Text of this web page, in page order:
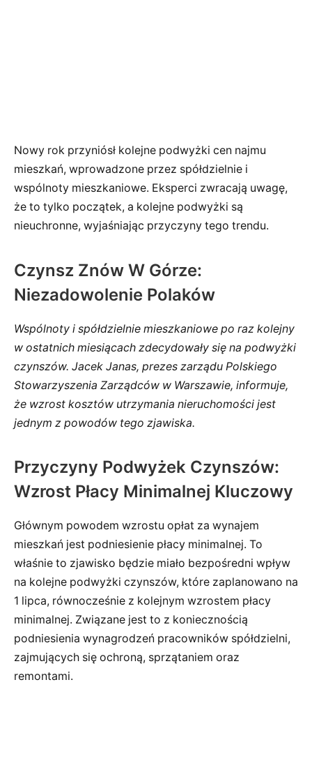
Nowy rok przyniósł kolejne podwyżki cen najmu
mieszkań, wprowadzone przez spółdzielnie i
wspólnoty mieszkaniowe. Eksperci zwracają uwagę,
że to tylko początek, a kolejne podwyżki są
nieuchronne, wyjaśniając przyczyny tego trendu.
Czynsz Znów W Górze:
Niezadowolenie Polaków
Wspólnoty i spółdzielnie mieszkaniowe po raz kolejny
w ostatnich miesiącach zdecydowały się na podwyżki
czynszów. Jacek Janas, prezes zarządu Polskiego
Stowarzyszenia Zarządców w Warszawie, informuje,
że wzrost kosztów utrzymania nieruchomości jest
jednym z powodów tego zjawiska.
Przyczyny Podwyżek Czynszów:
Wzrost Płacy Minimalnej Kluczowy
Głównym powodem wzrostu opłat za wynajem
mieszkań jest podniesienie płacy minimalnej. To
właśnie to zjawisko będzie miało bezpośredni wpływ
na kolejne podwyżki czynszów, które zaplanowano na
1 lipca, równocześnie z kolejnym wzrostem płacy
minimalnej. Związane jest to z koniecznością
podniesienia wynagrodzeń pracowników spółdzielni,
zajmujących się ochroną, sprzątaniem oraz
remontami.